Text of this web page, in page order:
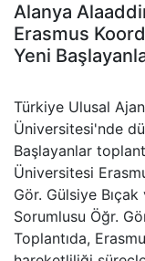
Alanya
Erasmus
Yeni
Türkiye Ulusal
Üniversitesi'nde
Başlayanlar
Üniversitesi
Gör. Gülsiye
Sorumlusu Öğr.
Toplantıda,